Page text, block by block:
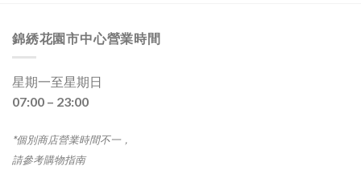
錦綉花園市中心營業時間
星期一至星期日
07:00 – 23:00
*個別商店營業時間不一，
請參考購物指南